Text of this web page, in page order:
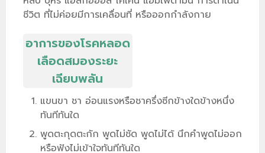
ชีวิต ที่ไม่ค่อยมีการเคลื่อนที่ หรือออกกำลังกาย
อาการของโรคหลอด
เลือดสมองระยะ
เฉียบพลัน
แขนขา ชา อ่อนแรงหรือชาครึ่งซีกข้างใดข้างหนึ่ง
ทันทีทันใด
พูดตะกุดตะกัก พูดไม่ชัด พูดไม่ได้ นึกคำพูดไม่ออก
หรือฟังไม่เข้าใจทันทีทันใด